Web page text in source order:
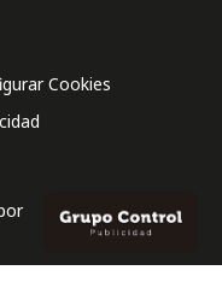
Cookies